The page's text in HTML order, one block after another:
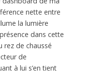
nette entre
la lumière
dans cette
rez de chaussé
de
à lui s’en tient